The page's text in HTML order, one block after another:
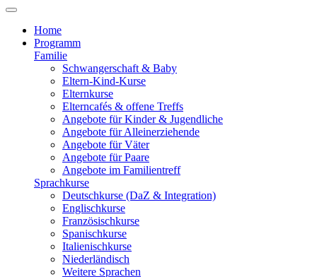
Home
Programm
Familie
Schwangerschaft & Baby
Eltern-Kind-Kurse
Elternkurse
Elterncafés & offene Treffs
Angebote für Kinder & Jugendliche
Angebote für Alleinerziehende
Angebote für Väter
Angebote für Paare
Angebote im Familientreff
Sprachkurse
Deutschkurse (DaZ & Integration)
Englischkurse
Französischkurse
Spanischkurse
Italienischkurse
Niederländisch
Weitere Sprachen